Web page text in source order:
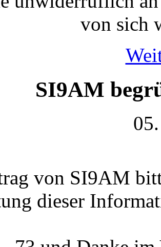
von sich
SI9AM
von SI9AM
dieser